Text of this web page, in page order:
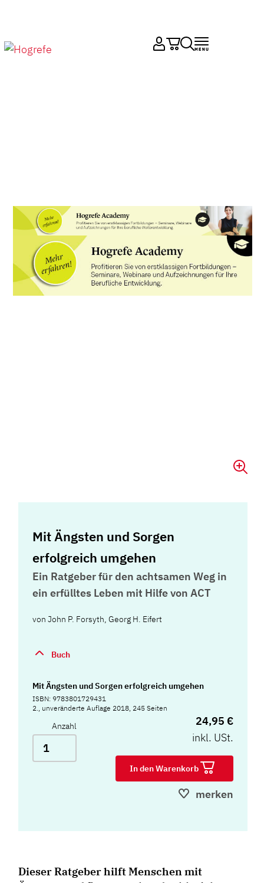
Mit Ängsten und Sorgen
erfolgreich umgehen
Ein Ratgeber für den achtsamen Weg in
ein erfülltes Leben mit Hilfe von ACT
vonJohn P. Forsyth,Georg H. Eifert
Buch
Mit Ängsten und Sorgen erfolgreich umgehen
ISBN: 9783801729431
2., unveränderte Auflage 2018, 245 Seiten
Anzahl
24,95 €
inkl. USt.
In den Warenkorb
merken
Dieser Ratgeber hilft Menschen mit